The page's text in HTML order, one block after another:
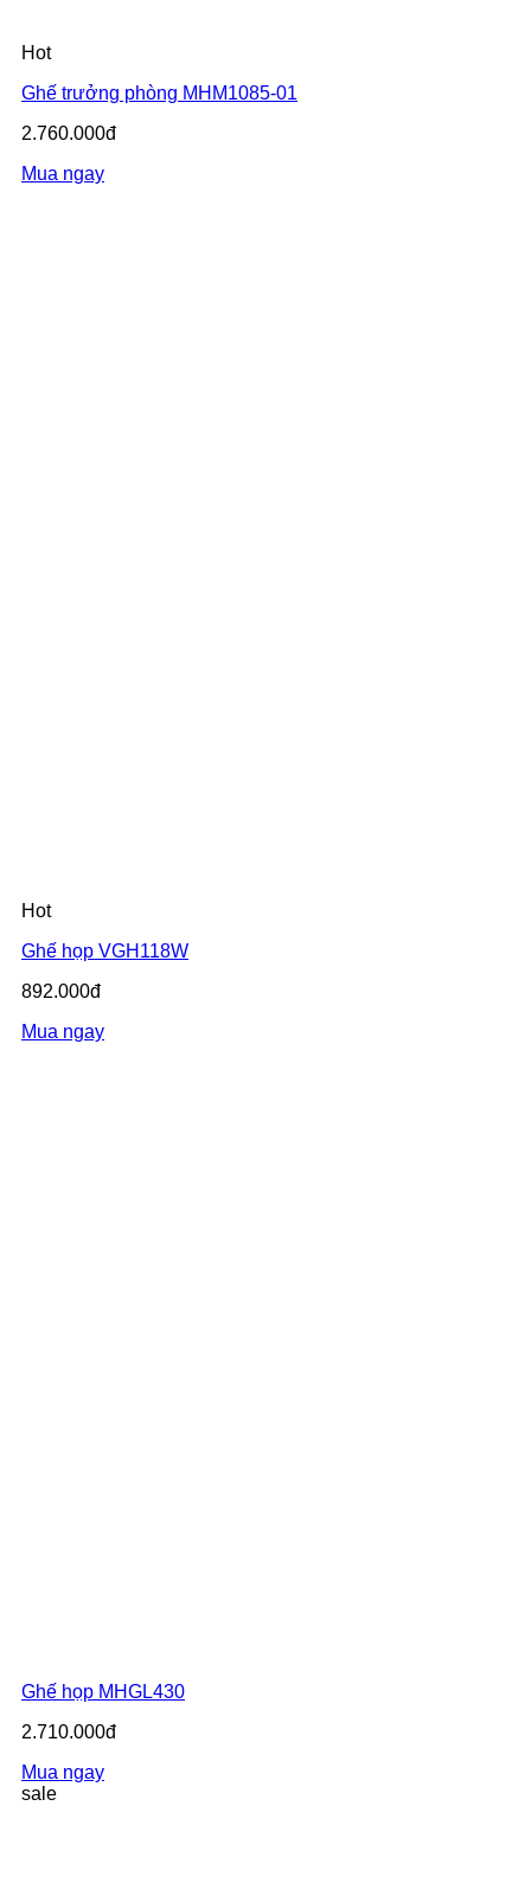
Hot
Ghế trưởng phòng MHM1085-01
2.760.000đ
Mua ngay
Hot
Ghế họp VGH118W
892.000đ
Mua ngay
Ghế họp MHGL430
2.710.000đ
Mua ngay
sale